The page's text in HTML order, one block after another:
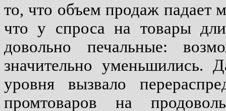
то, что объем продаж падает
что у спроса на товары
довольно печальные:
значительно уменьшились.
уровня вызвало
промтоваров на